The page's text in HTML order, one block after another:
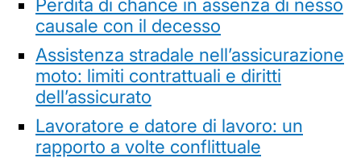
causale con il decesso
Assistenza stradale nell’assicurazione
moto: limiti contrattuali e diritti
dell’assicurato
Lavoratore e datore di lavoro: un
rapporto a volte conflittuale